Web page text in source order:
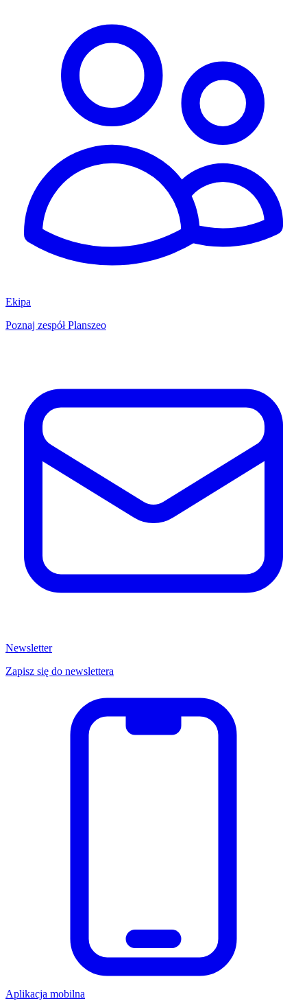
Ekipa
Poznaj zespół Planszeo
Newsletter
Zapisz się do newslettera
Aplikacja mobilna